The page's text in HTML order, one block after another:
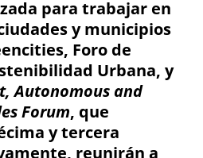
para trabajar en
y municipios
Foro de
Urbana, y
Autonomous and
Forum, que
y tercera
reunirán a